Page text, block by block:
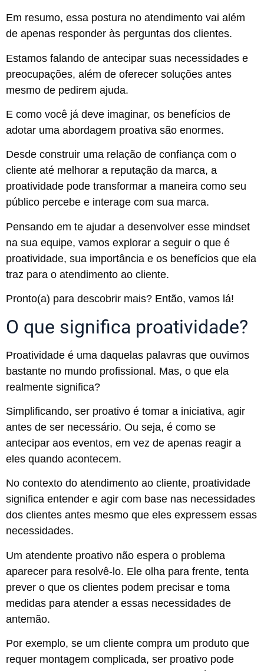
Em resumo, essa postura no atendimento vai além
de apenas responder às perguntas dos clientes.
Estamos falando de antecipar suas necessidades e
preocupações, além de oferecer soluções antes
mesmo de pedirem ajuda.
E como você já deve imaginar, os benefícios de
adotar uma abordagem proativa são enormes.
Desde construir uma relação de confiança com o
cliente até melhorar a reputação da marca, a
proatividade pode transformar a maneira como seu
público percebe e interage com sua marca.
Pensando em te ajudar a desenvolver esse mindset
na sua equipe, vamos explorar a seguir o que é
proatividade, sua importância e os benefícios que ela
traz para o atendimento ao cliente.
Pronto(a) para descobrir mais? Então, vamos lá!
O que significa proatividade?
Proatividade é uma daquelas palavras que ouvimos
bastante no mundo profissional. Mas, o que ela
realmente significa?
Simplificando, ser proativo é tomar a iniciativa, agir
antes de ser necessário. Ou seja, é como se
antecipar aos eventos, em vez de apenas reagir a
eles quando acontecem.
No contexto do atendimento ao cliente, proatividade
significa entender e agir com base nas necessidades
dos clientes antes mesmo que eles expressem essas
necessidades.
Um atendente proativo não espera o problema
aparecer para resolvê-lo. Ele olha para frente, tenta
prever o que os clientes podem precisar e toma
medidas para atender a essas necessidades de
antemão.
Por exemplo, se um cliente compra um produto que
requer montagem complicada, ser proativo pode